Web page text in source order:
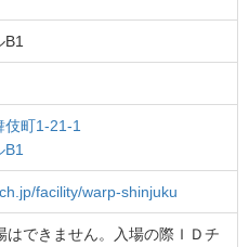
伎町1-21-1
facility/warp-shinjuku
できません。入場の際ＩＤチ